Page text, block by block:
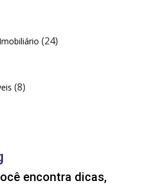
(24)
(8)
encontra dicas,